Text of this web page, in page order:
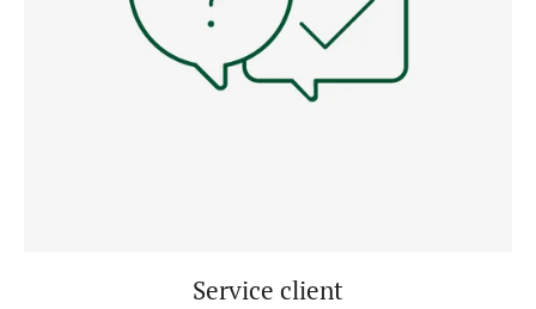
Service client